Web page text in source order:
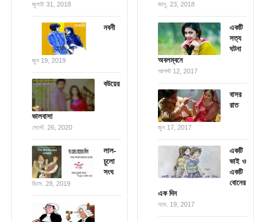
জুলাই 31, 2018
নবনী
জুন 19, 2019
বউয়ের
ভালবাসা
সেপ্টে. 26, 2020
লাল-
চুলো
সংঘ
ডিসে. 28, 2019
জানু. 23, 2018
একটি
সত্য
ঘটনা
অবলম্বনে
আগস্ট 12, 2017
বাসর
রাত
জুন 17, 2017
একটি
ভাই ও
একটি
বোনের
এক দিন
নভে. 19, 2017